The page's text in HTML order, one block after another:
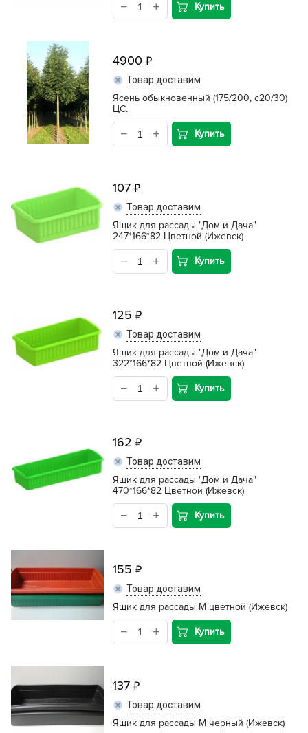
Купить
4900
Товар доставим
Ясень обыкновенный (175/200, c20/30)
ЦС.
Купить
107
Товар доставим
Ящик для рассады "Дом и Дача"
247*166*82 Цветной (Ижевск)
Купить
125
Товар доставим
Ящик для рассады "Дом и Дача"
322*166*82 Цветной (Ижевск)
Купить
162
Товар доставим
Ящик для рассады "Дом и Дача"
470*166*82 Цветной (Ижевск)
Купить
155
Товар доставим
Ящик для рассады М цветной (Ижевск)
Купить
137
Товар доставим
Ящик для рассады М черный (Ижевск)